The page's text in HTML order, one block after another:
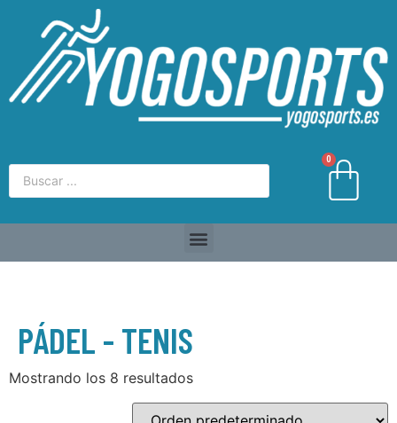
0
PÁDEL - TENIS
Mostrando los 8 resultados